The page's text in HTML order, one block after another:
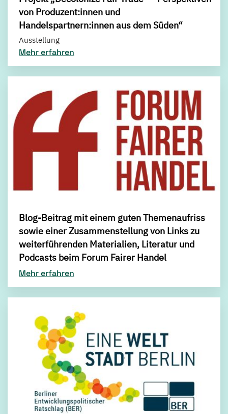
von Produzent:innen und
Handelspartnern:innen aus dem Süden“
Ausstellung
Mehr erfahren
Blog-Beitrag mit einem guten Themenaufriss
sowie einer Zusammenstellung von Links zu
weiterführenden Materialien, Literatur und
Podcasts beim Forum Fairer Handel
Mehr erfahren